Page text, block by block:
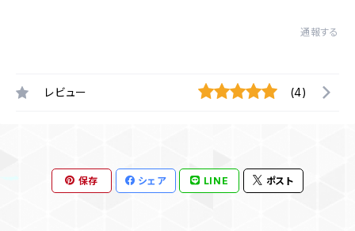
通報する
レビュー (4)
保存 シェア LINE ポスト